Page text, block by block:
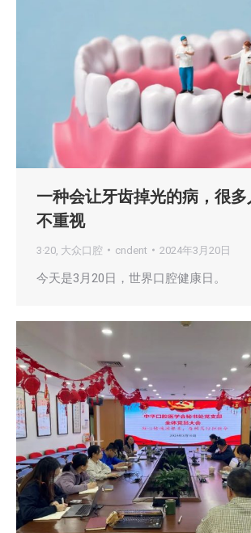
一种会让牙齿掉光的病，很
不重视
3·20 大众口腔 cndent 2024年3月20日
今天是3月20日，世界口腔健康日。